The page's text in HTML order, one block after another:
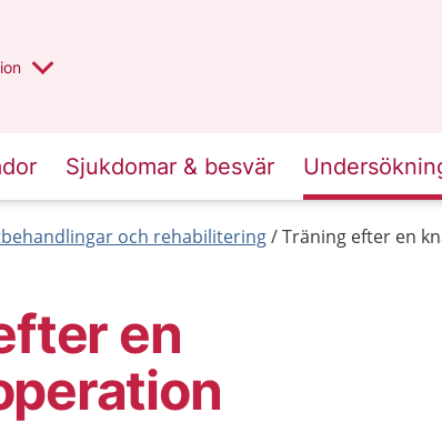
region
Sjukdomar & besvär
och rehabilitering Träning efter en
en